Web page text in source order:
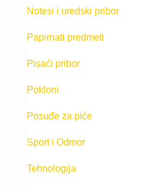
Notesi i uredski pribor
Papirnati predmeti
Pisaći pribor
Pokloni
Posuđe za piće
Sport i Odmor
Tehnologija